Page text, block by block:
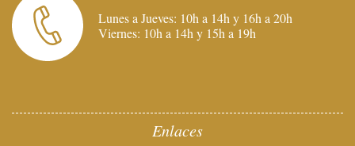
Lunes a Jueves: 10h a 14h y 16h a 20h
Viernes: 10h a 14h y 15h a 19h
Enlaces